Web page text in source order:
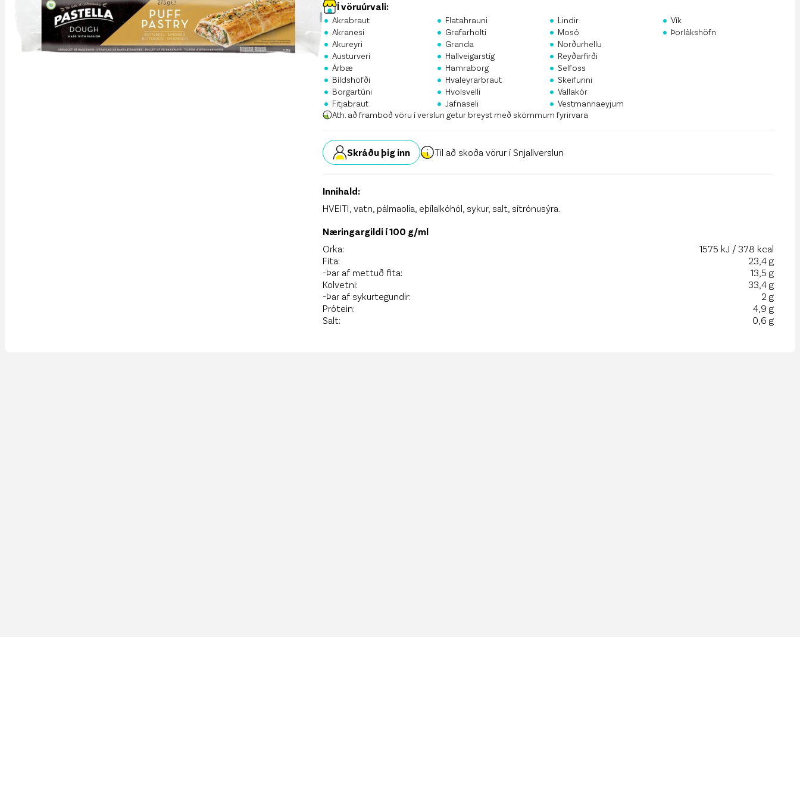
Krónan Public API
Skrá á póstlista
Í vöruúrvali:
• Akrabraut
• Akranesi
• Akureyri
• Austurveri
• Árbæ
• Bíldshöfði
• Borgartúni
• Fitjabraut
• Flatahrauni
• Grafarholti
• Granda
• Hallveigarstíg
• Hamraborg
• Hvaleyrarbraut
• Hvolsvelli
• Jafnaseli
• Lindir
• Mosó
• Norðurhellu
• Reyðarfirði
• Selfoss
• Skeifunni
• Vallakór
• Vestmannaeyjum
• Vík
• Þorlákshöfn
Ath. að framboð vöru í verslun getur breyst með skömmum fyrirvara
Skráðu þig inn Til að skoða vörur í Snjallverslun
Innihald:
HVEITI, vatn, pálmaolía, eþílalkóhól, sykur, salt, sítrónusýra.
Næringargildi í 100 g/ml
Orka:
1575 kJ / 378 kcal
Fita:
23,4 g
-Þar af mettuð fita:
13,5 g
Kolvetni:
33,4 g
-Þar af sykurtegundir:
2 g
Prótein:
4,9 g
Salt:
0,6 g